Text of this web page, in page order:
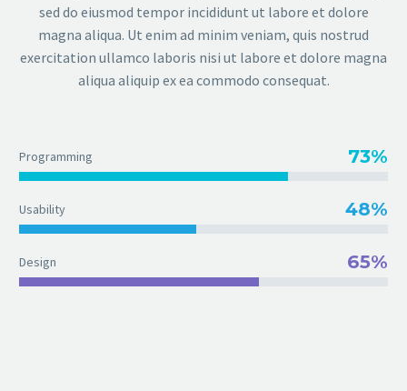
sed do eiusmod tempor incididunt ut labore et dolore
magna aliqua. Ut enim ad minim veniam, quis nostrud
exercitation ullamco laboris nisi ut labore et dolore magna
aliqua aliquip ex ea commodo consequat.
Programming 73%
Usability 48%
Design 65%